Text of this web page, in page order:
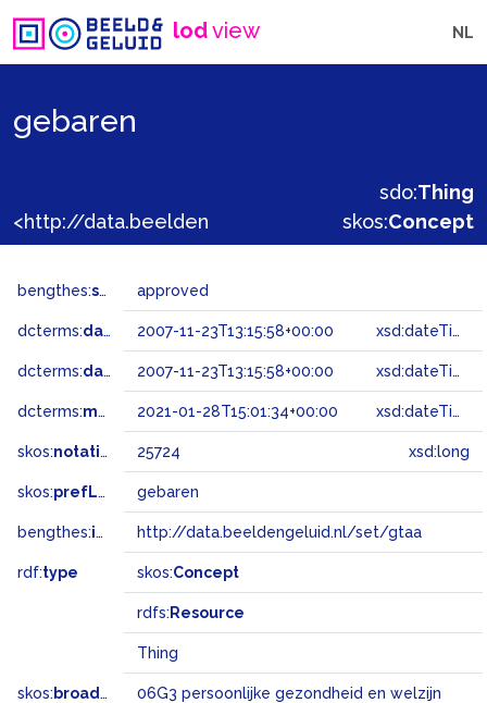
lodview NL
gebaren
sdo:Thing
skos:Concept
bengthes:status approved
dcterms:dateAccepted 2007-11-23T13:15:58+00:00 xsd:dateTime
dcterms:dateSubmitted 2007-11-23T13:15:58+00:00 xsd:dateTime
dcterms:modified 2021-01-28T15:01:34+00:00 xsd:dateTime
skos:notation 25724 xsd:long
skos:prefLabel gebaren
bengthes:inSet http://data.beeldengeluid.nl/set/gtaa
rdf:type skos:Concept
rdfs: Resource
Thing
skos: broadMatch 06G3 persoonlijke gezondheid en welzijn